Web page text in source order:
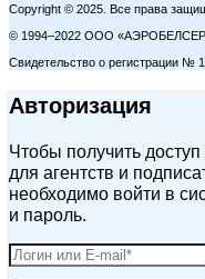
Copyright © 2025. Все права
© 1994–2022 ООО
Свидетельство о регистрации №
Авторизация
Чтобы получить
для агентств и
необходимо войти в
и пароль.